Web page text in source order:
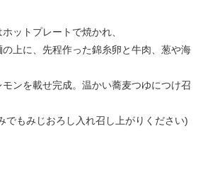
ットプレートで焼かれ、
上に、先程作った錦糸卵と牛肉、葱や海
ンを載せ完成。温かい蕎麦つゆにつけ召
でもみじおろし入れ召し上がりください)